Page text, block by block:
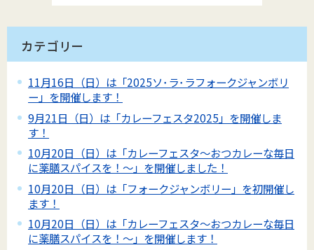
カテゴリー
11月16日（日）は「2025ソ･ラ･ラフォークジャンボリ
ー」を開催します！
9月21日（日）は「カレーフェスタ2025」を開催しま
す！
10月20日（日）は「カレーフェスタ～おつカレーな毎日
に薬膳スパイスを！～」を開催しました！
10月20日（日）は「フォークジャンボリー」を初開催し
ます！
10月20日（日）は「カレーフェスタ～おつカレーな毎日
に薬膳スパイスを！～」を開催します！